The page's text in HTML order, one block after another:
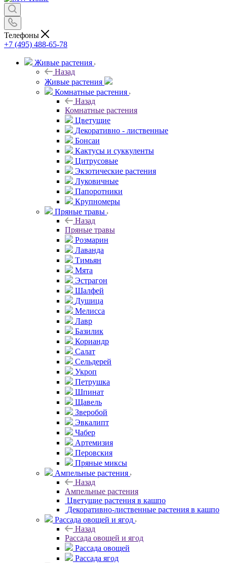
Телефоны
+7 (495) 488-65-78
Живые растения
Назад
Живые растения
Комнатные растения
Назад
Комнатные растения
Цветущие
Декоративно - лиственные
Бонсаи
Кактусы и суккуленты
Цитрусовые
Экзотические растения
Луковичные
Папоротники
Крупномеры
Пряные травы
Назад
Пряные травы
Розмарин
Лаванда
Тимьян
Мята
Эстрагон
Шалфей
Душица
Мелисса
Лавр
Базилик
Кориандр
Салат
Сельдерей
Укроп
Петрушка
Шпинат
Щавель
Зверобой
Эвкалипт
Чабер
Артемизия
Перовския
Пряные миксы
Ампельные растения
Назад
Ампельные растения
Цветущие растения в кашпо
Декоративно-лиственные растения в кашпо
Рассада овощей и ягод
Назад
Рассада овощей и ягод
Рассада овощей
Рассада ягод